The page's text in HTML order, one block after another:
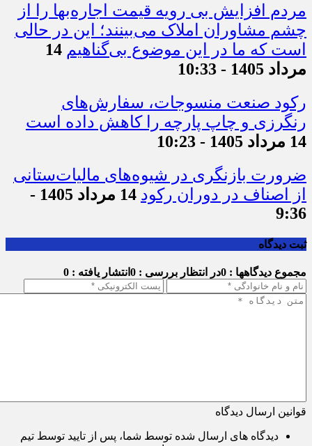
مردم افزایش بی رویه قیمت اجاره‌بها را از
چشم مشاوران املاک می‌بینند؛ این در حالی
است که ما در این موضوع بی‌گناهیم 14
مرداد 1405 - 10:33
رکود صنعت منسوجات، سفارش‌های
رنگرزی و چاپ پارچه را کاهش داده است
14 مرداد 1405 - 10:23
ضرورت بازنگری در شیوه‌های مالیات‌ستانی
از اصناف در دوران رکود
14 مرداد 1405 -
9:36
ثبت دیدگاه
مجموع دیدگاهها : 0 در انتظار بررسی : 0 انتشار یافته : 0
قوانین ارسال دیدگاه
دیدگاه های ارسال شده توسط شما، پس از تایید توسط تیم